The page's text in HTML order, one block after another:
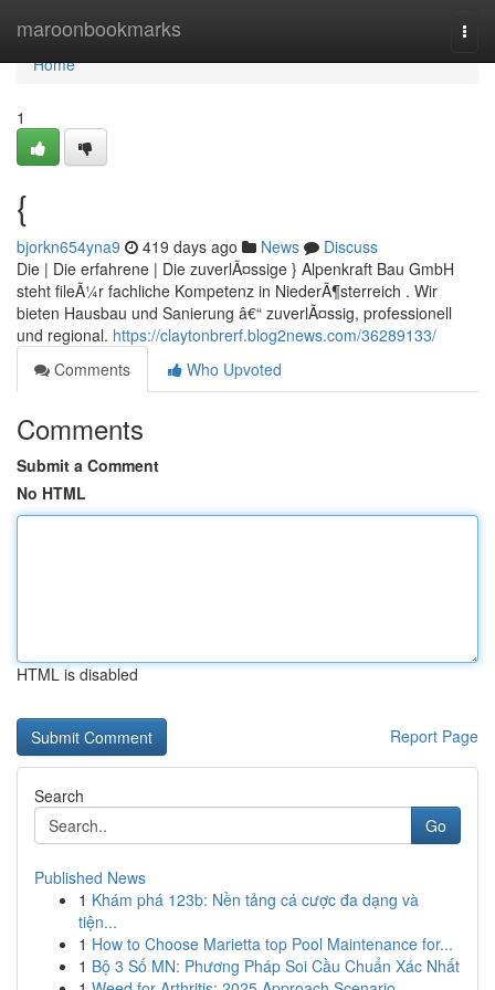
maroonbookmarks
Home
Home
1
{
bjorkn654yna9 419 days ago News
Discuss
Die | Die erfahrene | Die zuverlÃ¤ssige } Alpenkraft Bau GmbH
steht fileÃ¼r fachliche Kompetenz in NiederÃ¶sterreich . Wir
bieten Hausbau und Sanierung â€“ zuverlÃ¤ssig, professionell
und regional. https://claytonbrerf.blog2news.com/36289133/
Comments
Who Upvoted
Comments
Submit a Comment
No HTML
HTML is disabled
Report Page
Search
Go
Published News
1 Khám phá 123b: Nền tảng cá cược đa dạng và
tiện...
1 How to Choose Marietta top Pool Maintenance for...
1 Bộ 3 Số MN: Phương Pháp Soi Cầu Chuẩn Xác Nhất